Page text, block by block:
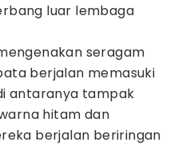
luar lembaga
seragam
berjalan memasuki
antaranya tampak
hitam dan
berjalan beriringan